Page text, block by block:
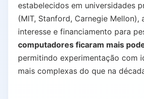
estabelecidos em universidades
(MIT, Stanford, Carnegie Mellon),
interesse e financiamento para
computadores ficaram mais
permitindo experimentação com
mais complexas do que na